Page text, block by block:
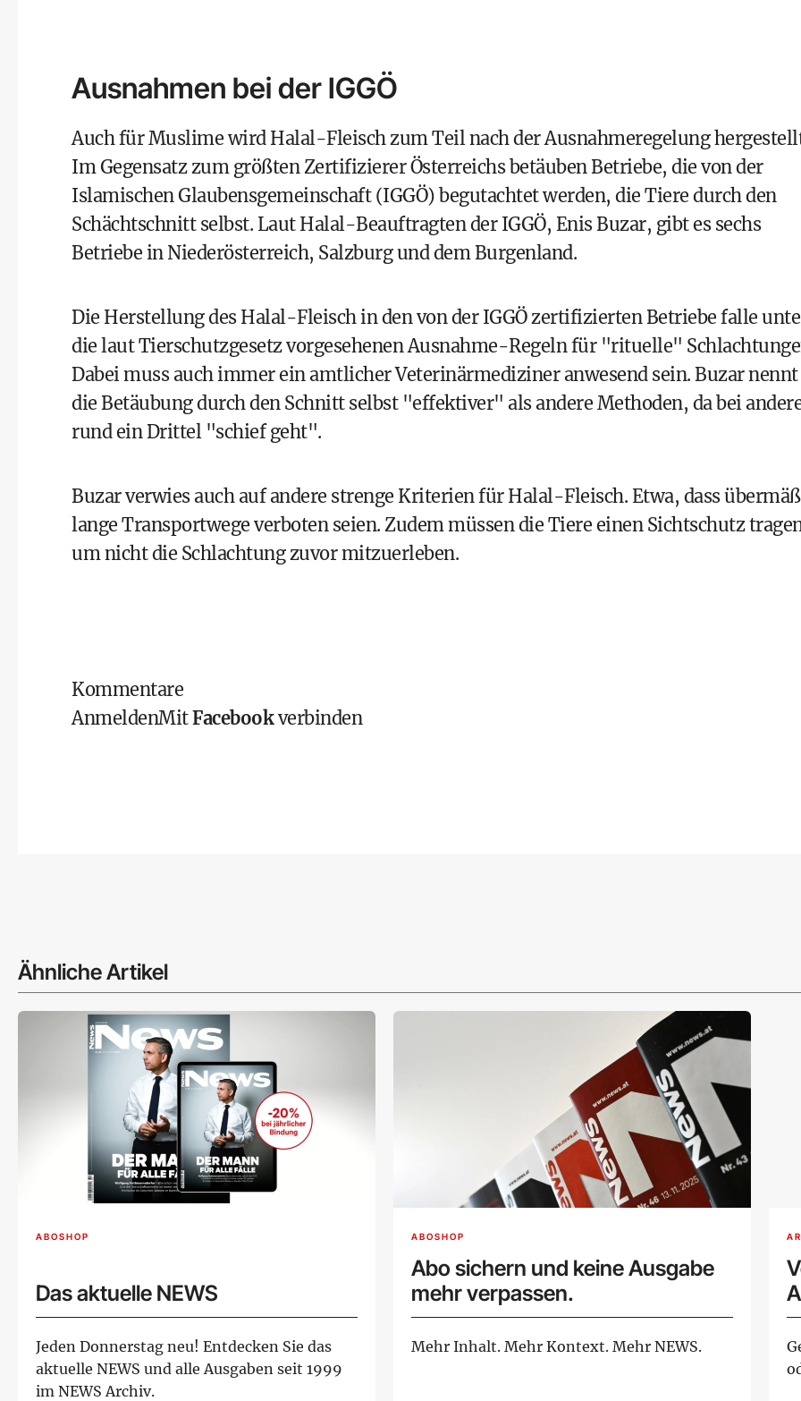
Ausnahmen bei der IGGÖ
Auch für Muslime wird Halal-Fleisch zum Teil nach der Ausnahmeregelung
Im Gegensatz zum größten Zertifizierer Österreichs betäuben Betriebe, die von der
Islamischen Glaubensgemeinschaft (IGGÖ) begutachtet werden, die Tiere durch den
Schächtschnitt selbst. Laut Halal-Beauftragten der IGGÖ, Enis Buzar, gibt es sechs
Betriebe in Niederösterreich, Salzburg und dem Burgenland.
Die Herstellung des Halal-Fleisch in den von der IGGÖ zertifizierten Betriebe falle
die laut Tierschutzgesetz vorgesehenen Ausnahme-Regeln für "rituelle"
Dabei muss auch immer ein amtlicher Veterinärmediziner anwesend sein. Buzar nennt
die Betäubung durch den Schnitt selbst "effektiver" als andere Methoden, da bei
rund ein Drittel "schief geht".
Buzar verwies auch auf andere strenge Kriterien für Halal-Fleisch. Etwa, dass
lange Transportwege verboten seien. Zudem müssen die Tiere einen Sichtschutz
um nicht die Schlachtung zuvor mitzuerleben.
Kommentare
AnmeldenMitFacebookverbinden
Ähnliche Artikel
ABOSHOP
Das aktuelle NEWS
Jeden Donnerstag neu! Entdecken Sie das
aktuelle NEWS und alle Ausgaben seit 1999
im NEWS Archiv.
ABOSHOP
Abo sichern und keine Ausgabe
mehr verpassen.
Mehr Inhalt. Mehr Kontext. Mehr NEWS.